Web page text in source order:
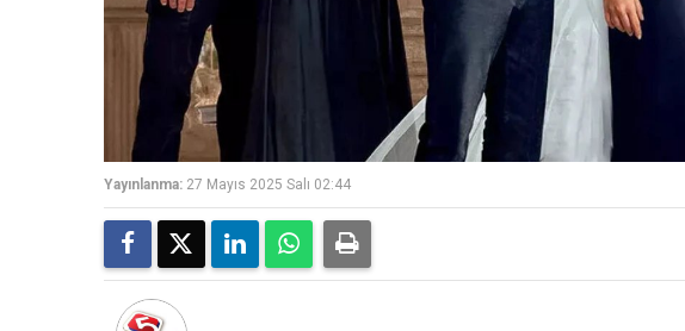
Yayınlanma: 27 Mayıs 2025 Salı 02:44